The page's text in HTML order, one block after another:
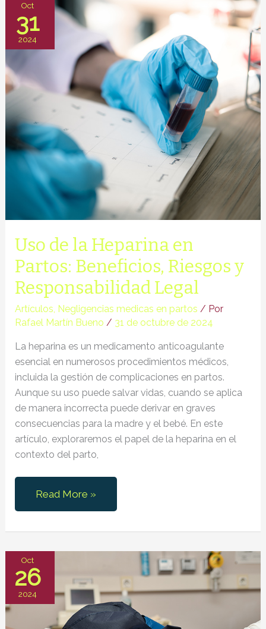
Historial
Clínico
Oct
31
2024
Uso de la Heparina en
Partos: Beneficios, Riesgos y
Responsabilidad Legal
Artículos, Negligencias medicas en partos / Por
Rafael Martín Bueno / 31 de octubre de 2024
La heparina es un medicamento anticoagulante
esencial en numerosos procedimientos médicos,
incluida la gestión de complicaciones en partos.
Aunque su uso puede salvar vidas, cuando se aplica
de manera incorrecta puede derivar en graves
consecuencias para la madre y el bebé. En este
artículo, exploraremos el papel de la heparina en el
contexto del parto,
Uso
de
Partos:
Beneficios,
Riesgos
Read More »
Oct
26
2024